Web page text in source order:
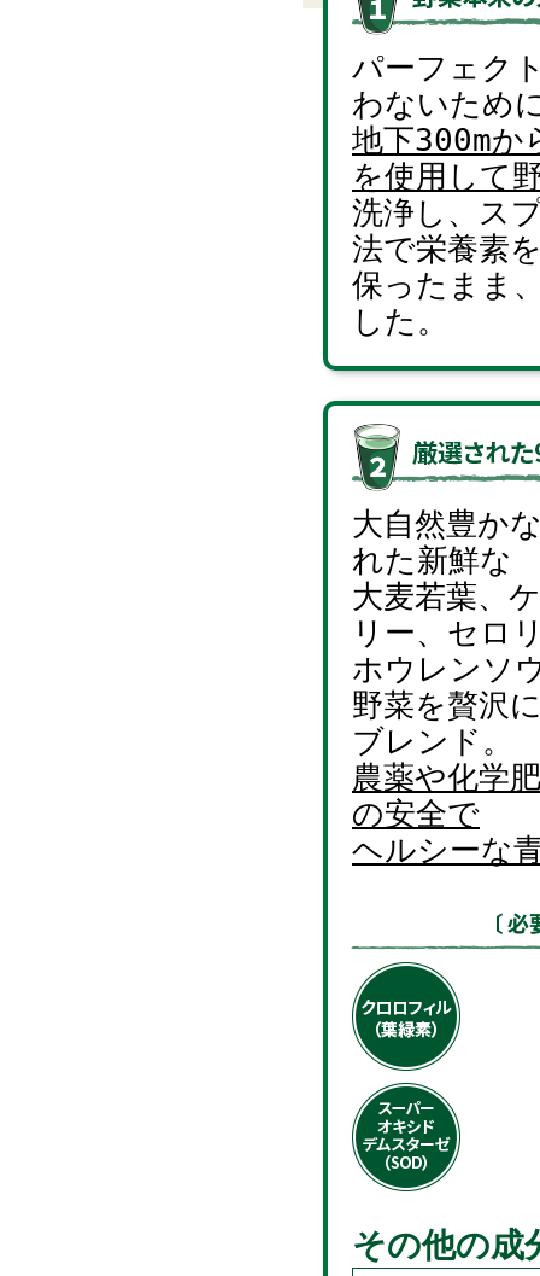
パーフェク
わないため
地下300mか
を使用して
洗浄し、ス
法で栄養素
保ったまま
した。
大自然豊か
れた新鮮な
大麦若葉、
リー、セロ
ホウレンソ
野菜を贅沢
ブレンド。
農薬や化学
の安全で
ヘルシーな
その他の成